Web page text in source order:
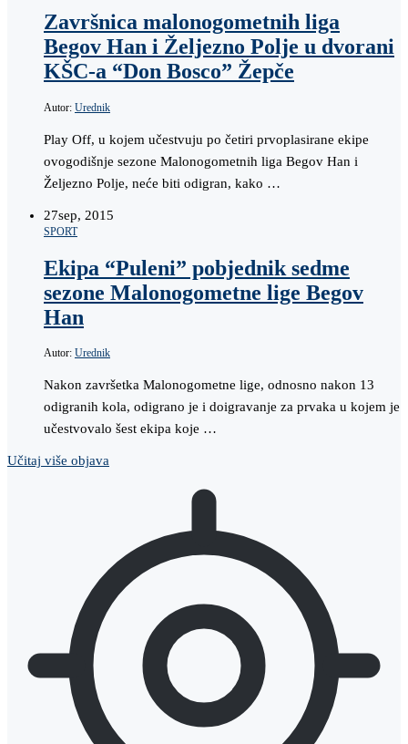
Završnica malonogometnih liga
Begov Han i Željezno Polje u dvorani
KŠC-a “Don Bosco” Žepče
Autor: Urednik
Play Off, u kojem učestvuju po četiri prvoplasirane ekipe
ovogodišnje sezone Malonogometnih liga Begov Han i
Željezno Polje, neće biti odigran, kako …
27sep, 2015
SPORT
Ekipa “Puleni” pobjednik sedme
sezone Malonogometne lige Begov
Han
Autor: Urednik
Nakon završetka Malonogometne lige, odnosno nakon 13
odigranih kola, odigrano je i doigravanje za prvaka u kojem je
učestvovalo šest ekipa koje …
Učitaj više objava